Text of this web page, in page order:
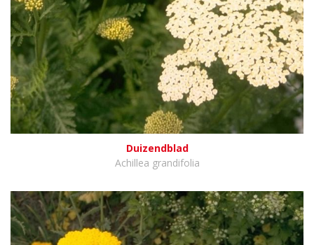
Duizendblad
Achillea grandifolia